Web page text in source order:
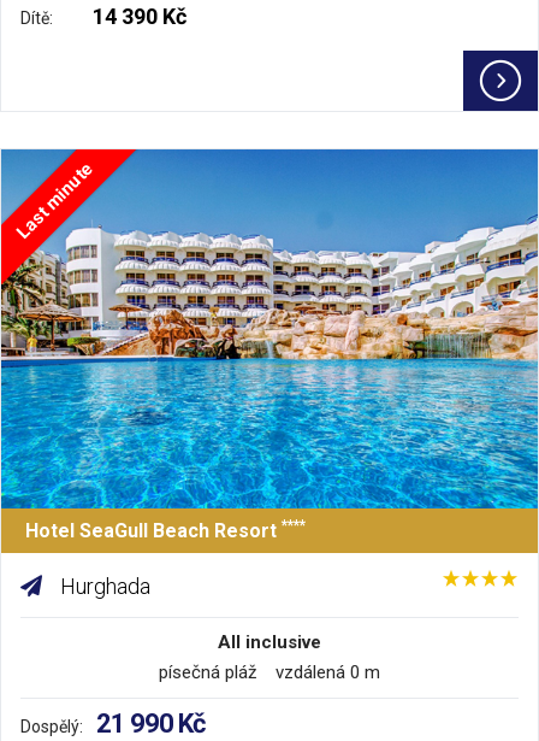
Dítě: 14 390 Kč
Last minute
Hotel SeaGull Beach Resort ****
Hurghada
All inclusive
písečná pláž vzdálená 0 m
Dospělý: 21 990 Kč